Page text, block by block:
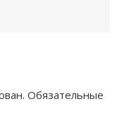
Обязательные